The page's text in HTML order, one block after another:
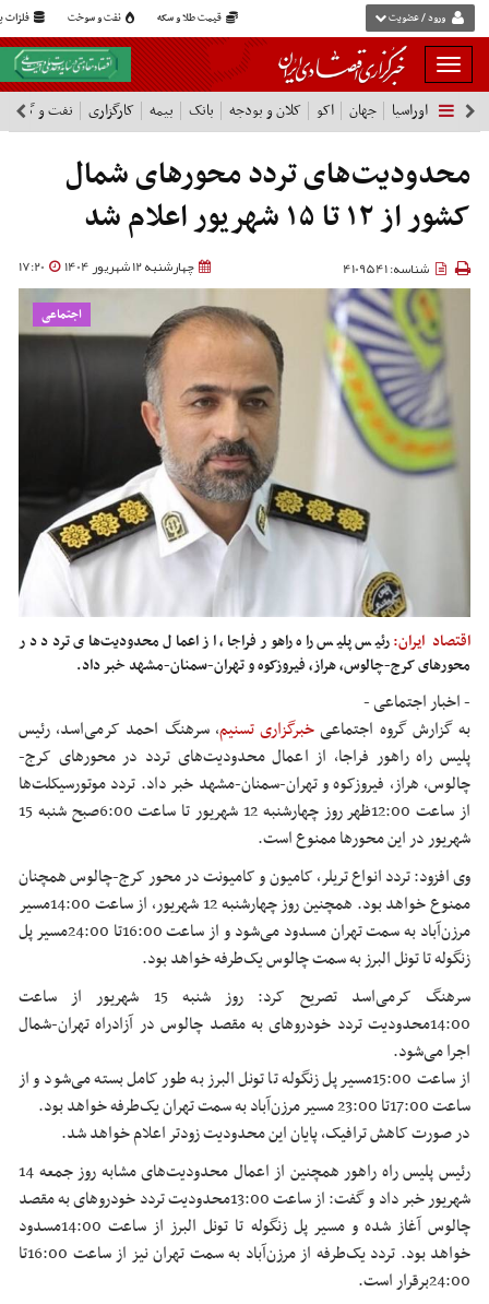
قیمت طلا و سکه نفت و سوخت فلزات ورود / عضویت
بار
و
بسته
نمودن
فهرست
اوراسیا جهان اکو کلان و بودجه بانک بیمه کارگزاری نفت و گاز
محدودیت‌های تردد محورهای شمال
کشور از ۱۲ تا ۱۵ شهریور اعلام شد
چهارشنبه 12 شهریور 1404 17:20 شناسه: 4109541
اجتماعی
اقتصاد ایران:رئیس پلیس راه راهور فراجا، از اعمال محدودیت‌های تردد در
محورهای کرج-چالوس، هراز، فیروزکوه و تهران-سمنان-مشهد خبر داد.
- اخبار اجتماعی -
به گزارش گروه اجتماعیخبرگزاری تسنیم، سرهنگ احمد کرمی‌اسد، رئیس
پلیس راه راهور فراجا، از اعمال محدودیت‌های تردد در محورهای کرج-
چالوس، هراز، فیروزکوه و تهران-سمنان-مشهد خبر داد. تردد موتورسیکلت‌ها
از ساعت 12:00ظهر روز چهارشنبه 12 شهریور تا ساعت 6:00صبح شنبه 15
شهریور در این محورها ممنوع است.
وی افزود: تردد انواع تریلر، کامیون و کامیونت در محور کرج-چالوس همچنان
ممنوع خواهد بود. همچنین روز چهارشنبه 12 شهریور، از ساعت 14:00مسیر
مرزن‌آباد به سمت تهران مسدود می‌شود و از ساعت 16:00تا 24:00مسیر پل
زنگوله تا تونل البرز به سمت چالوس یک‌طرفه خواهد بود.
سرهنگ کرمی‌اسد تصریح کرد: روز شنبه 15 شهریور از ساعت
14:00محدودیت تردد خودروهای به مقصد چالوس در آزادراه تهران-شمال
اجرا می‌شود.
از ساعت 15:00مسیر پل زنگوله تا تونل البرز به طور کامل بسته می‌شود و از
ساعت 17:00تا 23:00 مسیر مرزن‌آباد به سمت تهران یک‌طرفه خواهد بود.
در صورت کاهش ترافیک، پایان این محدودیت زودتر اعلام خواهد شد.
رئیس پلیس راه راهور همچنین از اعمال محدودیت‌های مشابه روز جمعه 14
شهریور خبر داد و گفت: از ساعت 13:00محدودیت تردد خودروهای به مقصد
چالوس آغاز شده و مسیر پل زنگوله تا تونل البرز از ساعت 14:00مسدود
خواهد بود. تردد یک‌طرفه از مرزن‌آباد به سمت تهران نیز از ساعت 16:00تا
24:00برقرار است.